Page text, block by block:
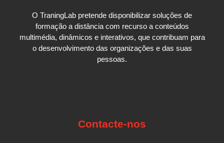
O TraningLab pretende disponibilizar soluções de
formação a distância com recurso a conteúdos
multimédia, dinâmicos e interativos, que contribuam para
o desenvolvimento das organizações e das suas
pessoas.
Contacte-nos